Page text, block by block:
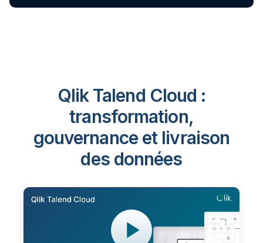
Qlik Talend Cloud :
transformation,
gouvernance et livraison
des données